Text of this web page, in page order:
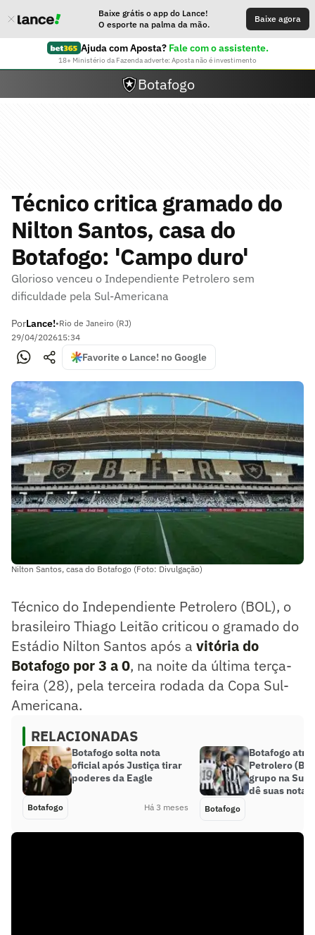
Baixe grátis o app do Lance!
O esporte na palma da mão.
Baixe agora
Ajuda com Aposta? Fale com o assistente.
18+ Ministério da Fazenda adverte: Aposta não é investimento
Botafogo
Técnico critica gramado do
Nilton Santos, casa do
Botafogo: 'Campo duro'
Glorioso venceu o Independiente Petrolero sem
dificuldade pela Sul-Americana
PorLance!•Rio de Janeiro (RJ)
29/04/202615:34
Favorite o Lance! no Google
Nilton Santos, casa do Botafogo (Foto: Divulgação)
Técnico do Independiente Petrolero (BOL), o
brasileiro Thiago Leitão criticou o gramado do
Estádio Nilton Santos após a vitória do
Botafogo por 3 a 0, na noite da última terça-
feira (28), pela terceira rodada da Copa Sul-
Americana.
RELACIONADAS
Botafogo solta nota
oficial após Justiça tirar
poderes da Eagle
Botafogo Há 3 meses
Botafogo
Petrolero
grupo na
dê suas notas
Botafogo